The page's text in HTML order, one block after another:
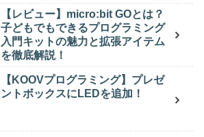
【レビュー】micro:bit GOとは？
子どもでもできるプログラミング
入門キットの魅力と拡張アイテム
を徹底解説！
【KOOVプログラミング】プレゼ
ントボックスにLEDを追加！